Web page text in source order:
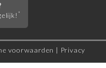
*
voorwaarden | Privacy